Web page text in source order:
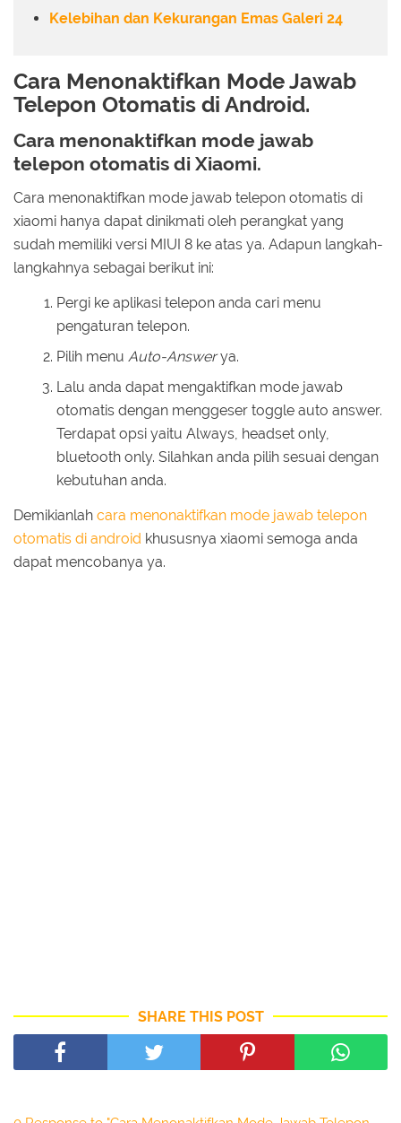
Kelebihan dan Kekurangan Emas Galeri 24
Cara Menonaktifkan Mode Jawab
Telepon Otomatis di Android.
Cara menonaktifkan mode jawab
telepon otomatis di Xiaomi.
Cara menonaktifkan mode jawab telepon otomatis di
xiaomi hanya dapat dinikmati oleh perangkat yang
sudah memiliki versi MIUI 8 ke atas ya. Adapun langkah-
langkahnya sebagai berikut ini:
Pergi ke aplikasi telepon anda cari menu
pengaturan telepon.
Pilih menu Auto-Answerya.
Lalu anda dapat mengaktifkan mode jawab
otomatis dengan menggeser toggle auto answer.
Terdapat opsi yaitu Always, headset only,
bluetooth only. Silahkan anda pilih sesuai dengan
kebutuhan anda.
Demikianlah cara menonaktifkan mode jawab telepon
otomatis di android khususnya xiaomi semoga anda
dapat mencobanya ya.
SHARE THIS POST